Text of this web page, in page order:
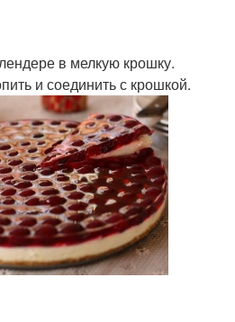
в мелкую крошку.
и соединить с крошкой.